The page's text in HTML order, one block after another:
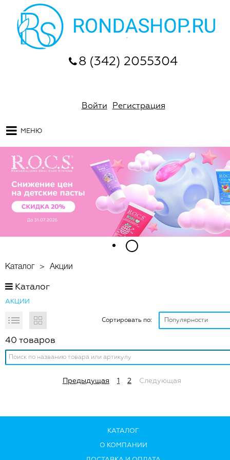
8 (342) 2055304
Войти Регистрация
МЕНЮ
Каталог Акции
Каталог
АКЦИИ
Сортировать по:
40 товаров
Предыдущая 1 2 Следующая
КАТАЛОГ
О КОМПАНИИ